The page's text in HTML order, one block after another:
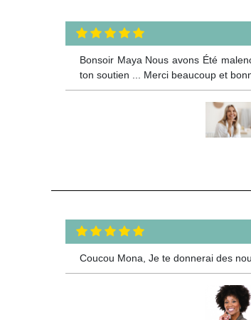
Bonsoir Maya Nous avons Été
ton soutien ... Merci beaucoup et
Coucou Mona, Je te donnerai des